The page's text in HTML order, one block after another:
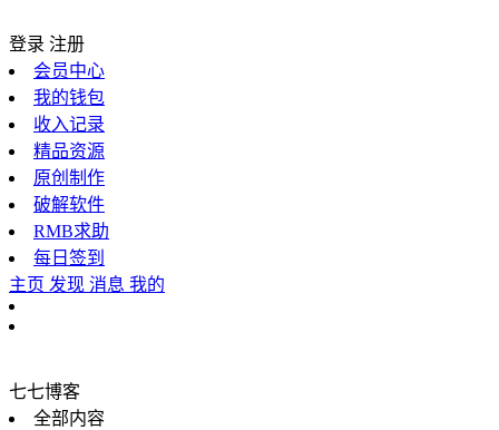
登录 注册
会员中心
我的钱包
收入记录
精品资源
原创制作
破解软件
RMB求助
每日签到
主页 发现 消息 我的
七七博客
全部内容